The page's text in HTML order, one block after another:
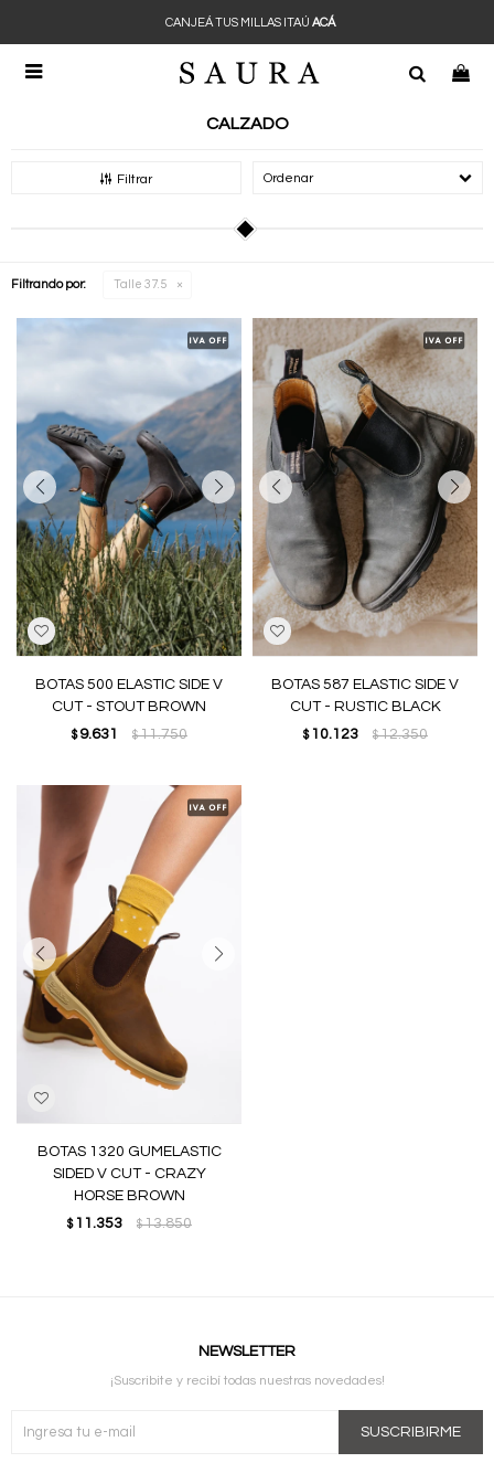

CANJEÁ TUS MILLAS ITAÚ ACÁ
CALZADO
Filtrar Recomendados
Filtrando por: Talle 37.5
BOTAS 500 ELASTIC SIDE V
CUT - STOUT BROWN
$ 9.631 $11.750
BOTAS 587 ELASTIC SIDE V
CUT - RUSTIC BLACK
$ 10.123 $12.350
BOTAS 1320 GUMELASTIC
SIDED V CUT - CRAZY
HORSE BROWN
$ 11.353 $13.850
NEWSLETTER
¡Suscribite y recibí todas nuestras novedades!
SUSCRIBIRME